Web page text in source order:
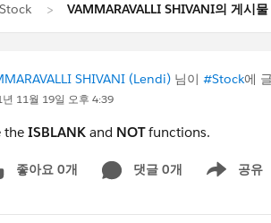
VAMMARAVALLI SHIVANI의 게시물
SHIVANI (Lendi) 님이 #Stock에
11월 19일 오후 4:39
the ISBLANK and NOTfunctions.
좋아요 0개 댓글 0개 공유
Show menu